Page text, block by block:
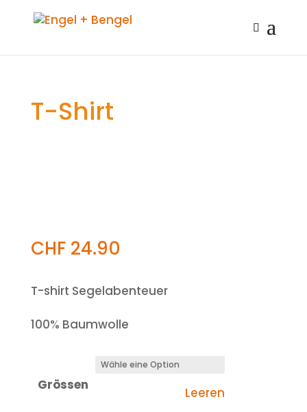
T-Shirt
CHF24.90
T-shirt Segelabenteuer
100% Baumwolle
Grössen
Leeren